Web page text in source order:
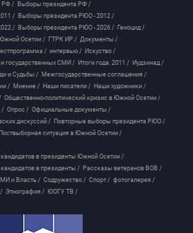
РФ / Выборы президента РФ /
/ Выборы президента РЮО - 2012 /
/ Выборы президента РЮО - 2026 / Геноцид /
Южной Осетии / ГТРК ИР / Документы /
/ интервью / Искуство /
государственных СМИ / Итоги года. 2011 / Иудзинад /
и Судьбы / Межгосударственные соглашения /
/ Мнение / Наши писатели / Наши художники /
Общественно-политический кризис в Южной Осетии /
/ Опрос / Официальные документы /
дискуссий / Повторные выборы президента РЮО /
Поствыборная ситуация в Южной Осетии /
в президенты Южной Осетии /
в президенты / Рассказы ветеранов ВОВ /
и Власть / Содружество / Спорт / фотогалерея /
/ Этнография / ЮОГУ ТВ /